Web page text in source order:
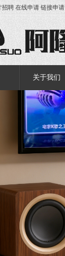
招聘 在线申请 链接申请
关于我们